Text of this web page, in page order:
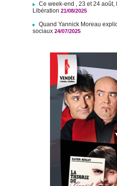
Ce week-end , 23 et 24
Libération21/08/2025
Quand Yannick Moreau
sociaux 24/07/2025